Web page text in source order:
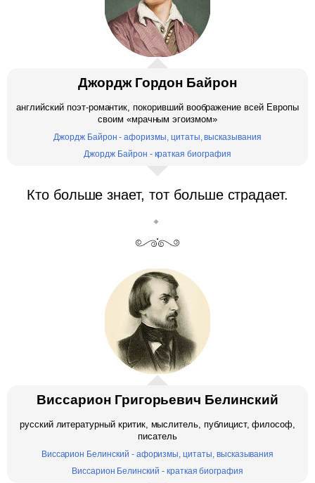
Джордж Гордон Байрон
английский поэт-романтик, покоривший воображение всей Европы
своим «мрачным эгоизмом»
Джордж Байрон - афоризмы, цитаты, высказывания
Джордж Байрон - краткая биография
Кто больше знает, тот больше страдает.
Виссарион Григорьевич Белинский
русский литературный критик, мыслитель, публицист, философ,
писатель
Виссарион Белинский - афоризмы, цитаты, высказывания
Виссарион Белинский - краткая биография